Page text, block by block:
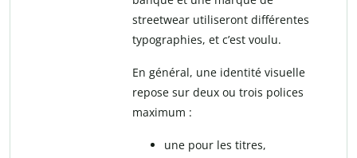
streetwear utiliseront différentes
typographies, et c’est voulu.
En général, une identité visuelle
repose sur deux ou trois polices
maximum :
une pour les titres,